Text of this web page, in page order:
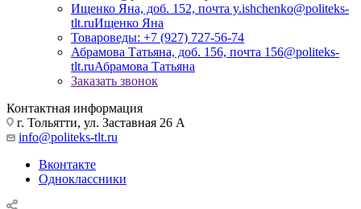
Ищенко Яна, доб. 152, почта y.ishchenko@politeks-
tlt.ruИщенко Яна
Товароведы: +7 (927) 727-56-74
Абрамова Татьяна, доб. 156, почта 156@politeks-
tlt.ruАбрамова Татьяна
Заказать звонок
Контактная информация
г. Тольятти, ул. Заставная 26 А
info@politeks-tlt.ru
Вконтакте
Одноклассники